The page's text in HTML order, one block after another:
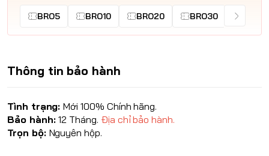
BRO5 BRO10 BRO20 BRO30
Thông tin bảo hành
Tình trạng:Mới 100% Chính hãng.
Bảo hành:12 Tháng. Địa chỉ bảo hành.
Trọn bộ: Nguyên hộp.